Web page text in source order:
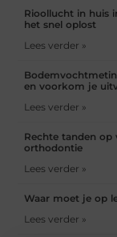
Rioollucht in huis
het snel oplost
Lees verder »
en voorkom je
Lees verder »
Rechte tanden
orthodontie
Lees verder »
Waar moet je op
Lees verder »